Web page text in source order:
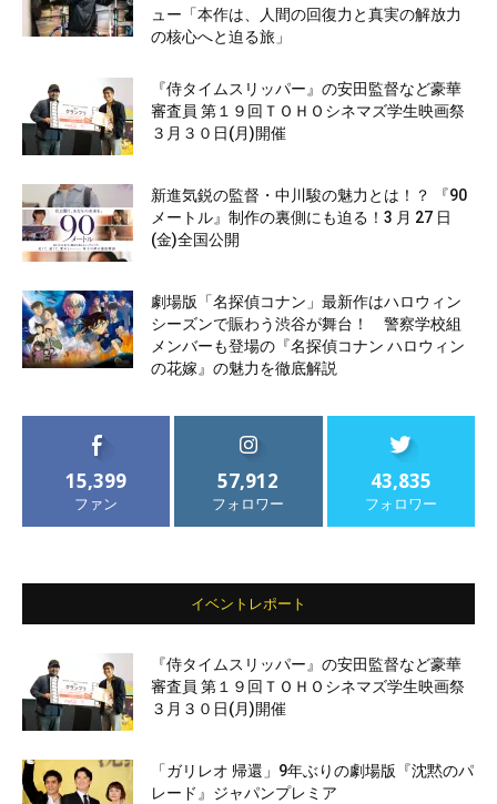
ュー「本作は、人間の回復力と真実の解放力
の核心へと迫る旅」
『侍タイムスリッパー』の安田監督など豪華
審査員 第１９回ＴＯＨＯシネマズ学生映画祭
３月３０日(月)開催
新進気鋭の監督・中川駿の魅力とは！？ 『90
メートル』制作の裏側にも迫る！3 月 27 日
(金)全国公開
劇場版「名探偵コナン」最新作はハロウィン
シーズンで賑わう渋谷が舞台！ 警察学校組
メンバーも登場の『名探偵コナン ハロウィン
の花嫁』の魅力を徹底解説
15,399
ファン
57,912
フォロワー
43,835
フォロワー
イベントレポート
『侍タイムスリッパー』の安田監督など豪華
審査員 第１９回ＴＯＨＯシネマズ学生映画祭
３月３０日(月)開催
「ガリレオ 帰還」9年ぶりの劇場版『沈黙のパ
レード』ジャパンプレミア